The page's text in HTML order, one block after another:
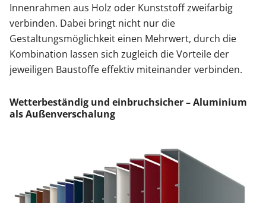
Innenrahmen aus Holz oder Kunststoff zweifarbig
verbinden. Dabei bringt nicht nur die
Gestaltungsmöglichkeit einen Mehrwert, durch die
Kombination lassen sich zugleich die Vorteile der
jeweiligen Baustoffe effektiv miteinander verbinden.
Wetterbeständig und einbruchsicher – Aluminium
als Außenverschalung